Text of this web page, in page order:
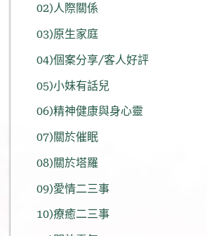
02)人際關係
03)原生家庭
04)個案分享/客人好評
05)小妹有話兒
06)精神健康與身心靈
07)關於催眠
08)關於塔羅
09)愛情二三事
10)療癒二三事